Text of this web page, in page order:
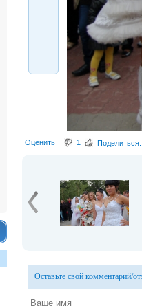
Оценить 1 Поделиться:
Оставьте свой комментарий/